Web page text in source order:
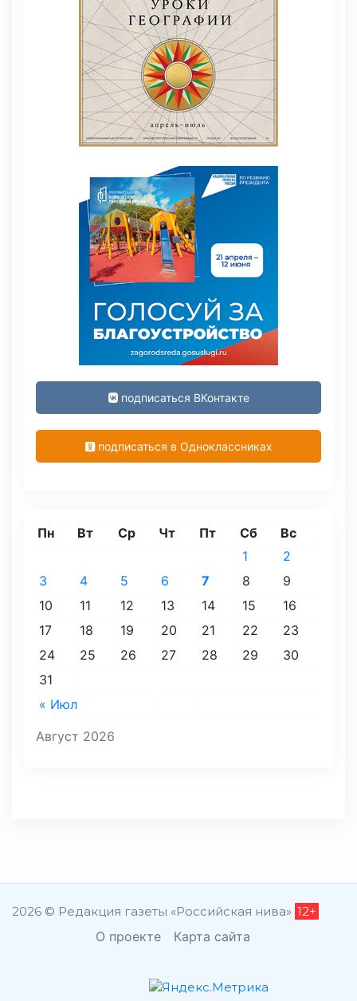
подписаться ВКонтакте
подписаться в Одноклассниках
Август 2026
Пн Вт Ср Чт Пт Сб Вс
« Июл
1
2
3
4 5 6 7 8
9
10
11 12 13 14 15
16
17
18 19 20 21 22
23
24
25 26 27 28 29
30
31
2026 © Редакция газеты «Российская нива» 12+
О проекте Карта сайта